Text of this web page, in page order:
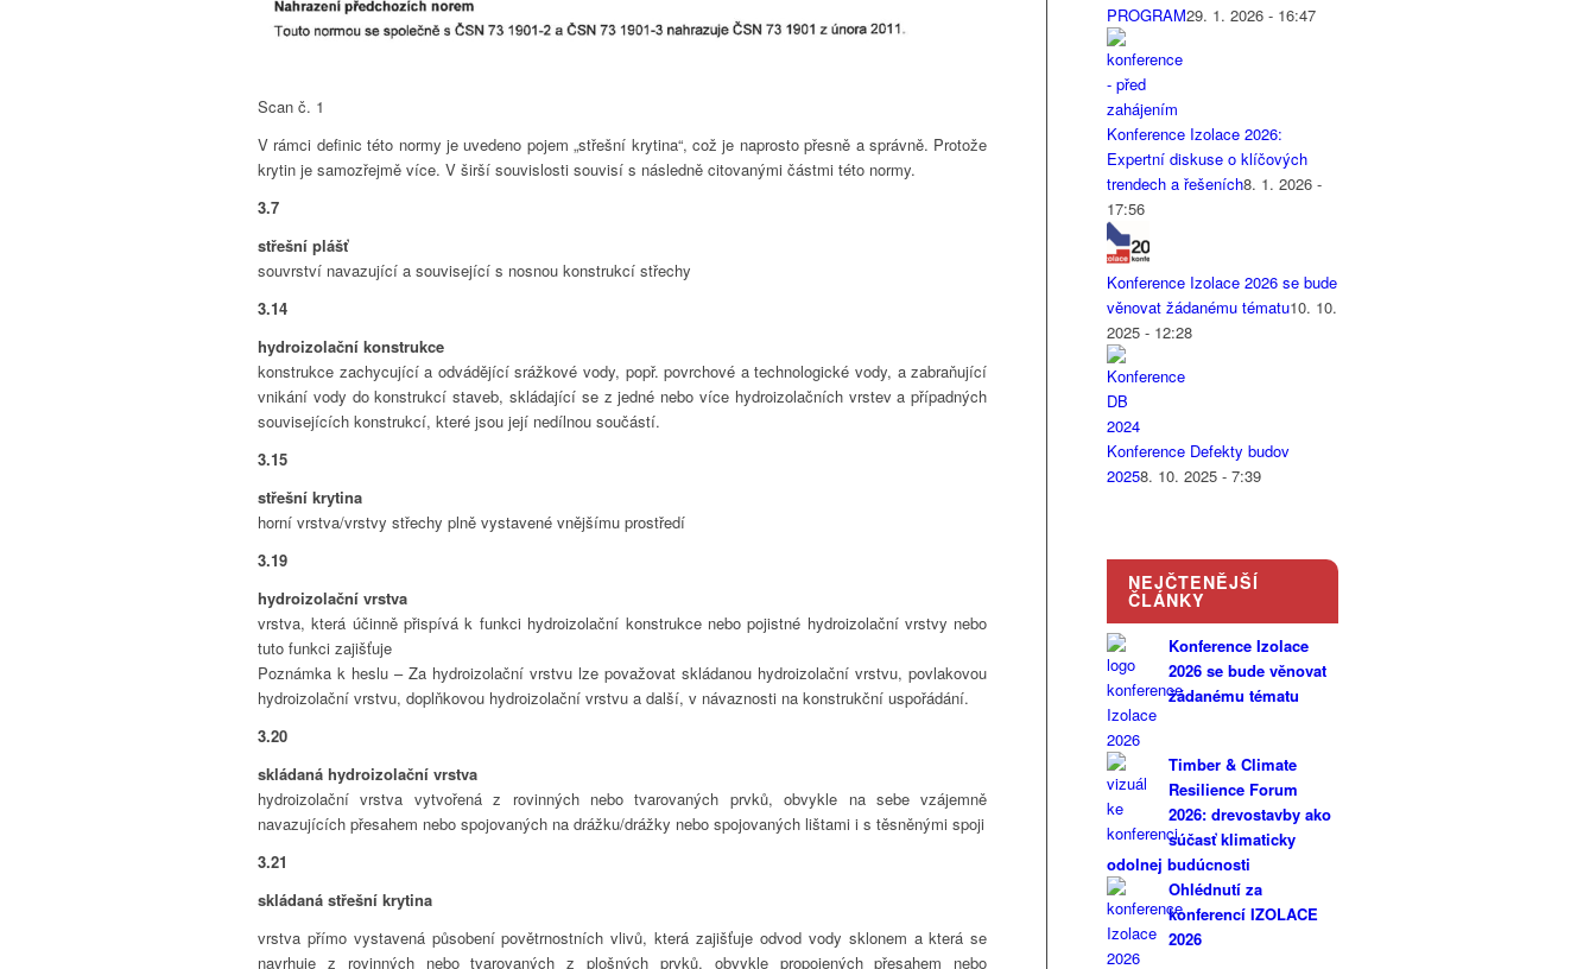
Scan č. 1
V rámci definic této normy je uvedeno pojem „střešní krytina“, což je naprosto přesně a správně. Protože
krytin je samozřejmě více. V širší souvislosti souvisí s následně citovanými částmi této normy.
3.7
střešní plášť
souvrství navazující a související s nosnou konstrukcí střechy
3.14
hydroizolační konstrukce
konstrukce zachycující a odvádějící srážkové vody, popř. povrchové a technologické vody, a zabraňující
vnikání vody do konstrukcí staveb, skládající se z jedné nebo více hydroizolačních vrstev a případných
souvisejících konstrukcí, které jsou její nedílnou součástí.
3.15
střešní krytina
horní vrstva/vrstvy střechy plně vystavené vnějšímu prostředí
3.19
hydroizolační vrstva
vrstva, která účinně přispívá k funkci hydroizolační konstrukce nebo pojistné hydroizolační vrstvy nebo
tuto funkci zajišťuje
Poznámka k heslu – Za hydroizolační vrstvu lze považovat skládanou hydroizolační vrstvu, povlakovou
hydroizolační vrstvu, doplňkovou hydroizolační vrstvu a další, v návaznosti na konstrukční uspořádání.
3.20
skládaná hydroizolační vrstva
hydroizolační vrstva vytvořená z rovinných nebo tvarovaných prvků, obvykle na sebe vzájemně
navazujících přesahem nebo spojovaných na drážku/drážky nebo spojovaných lištami i s těsněnými spoji
3.21
skládaná střešní krytina
vrstva přímo vystavená působení povětrnostních vlivů, která zajišťuje odvod vody sklonem a která se
navrhuje z rovinných nebo tvarovaných z plošných prvků, obvykle propojených přesahem nebo
PROGRAM29. 1. 2026 - 16:47
Konference Izolace 2026:
Expertní diskuse o klíčových
trendech a řešeních8. 1. 2026 -
17:56
Konference Izolace 2026 se bude
věnovat žádanému tématu10. 10.
2025 - 12:28
Konference Defekty budov
20258. 10. 2025 - 7:39
NEJČTENĚJŠÍ
ČLÁNKY
Konference Izolace
2026 se bude věnovat
žádanému tématu
Timber & Climate
Resilience Forum
2026: drevostavby ako
súčasť klimaticky
odolnej budúcnosti
Ohlédnutí za
konferencí IZOLACE
2026